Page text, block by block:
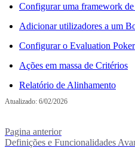
Configurar uma framework
Adicionar utilizadores a um
Configurar o Evaluation Poker
Ações em massa de Critérios
Relatório de Alinhamento
Atualizado: 6/02/2026
Pagina anterior
Definições e Funcionalidades